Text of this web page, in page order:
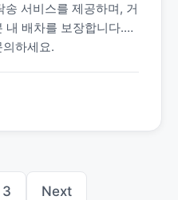
서비스를 제공하며, 거
내 배차를 보장합니다.
하세요.
3 Next